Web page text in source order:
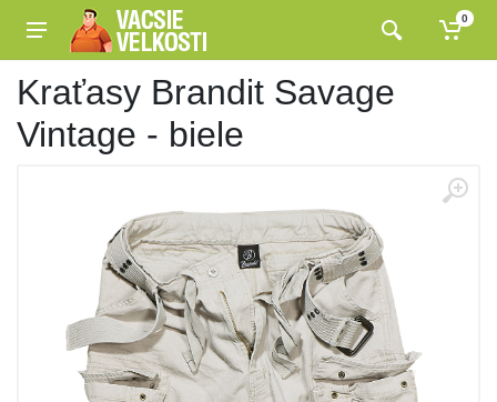
0
Kraťasy Brandit Savage
Vintage - biele